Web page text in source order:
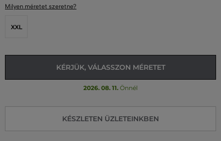
Milyen méretet szeretne?
XXL
KÉRJÜK, VÁLASSZON MÉRETET
2026. 08. 11. Önnél
KÉSZLETEN ÜZLETEINKBEN